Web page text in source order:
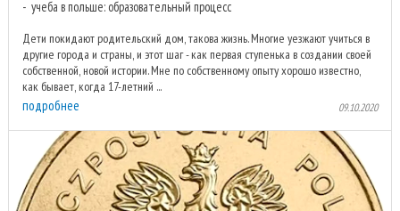
учеба в польше: образовательный процесс
Дети покидают родительский дом, такова жизнь. Многие уезжают учиться в
другие города и страны, и этот шаг - как первая ступенька в создании своей
собственной, новой истории. Мне по собственному опыту хорошо известно,
как бывает, когда 17-летний ...
подробнее 09.10.2020